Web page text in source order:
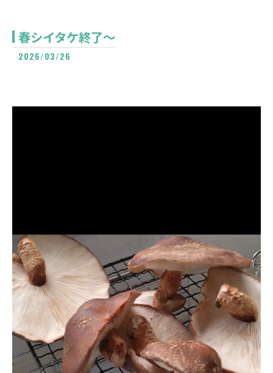
春シイタケ終了～
2026/03/26